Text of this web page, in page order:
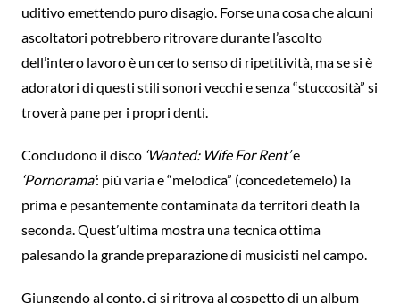
uditivo emettendo puro disagio. Forse una cosa che alcuni
ascoltatori potrebbero ritrovare durante l’ascolto
dell’intero lavoro è un certo senso di ripetitività, ma se si è
adoratori di questi stili sonori vecchi e senza “stuccosità” si
troverà pane per i propri denti.
Concludono il disco ‘Wanted: Wife For Rent’e
‘Pornorama’: più varia e “melodica” (concedetemelo) la
prima e pesantemente contaminata da territori death la
seconda. Quest’ultima mostra una tecnica ottima
palesando la grande preparazione di musicisti nel campo.
Giungendo al conto, ci si ritrova al cospetto di un album